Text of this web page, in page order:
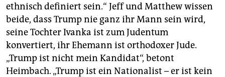
ethnisch definiert sein.“ Jeff und Matthew wissen
beide, dass Trump nie ganz ihr Mann sein wird,
seine Tochter Ivanka ist zum Judentum
konvertiert, ihr Ehemann ist orthodoxer Jude.
„Trump ist nicht mein Kandidat“, betont
Heimbach. „Trump ist ein Natio­nalist – er ist kein